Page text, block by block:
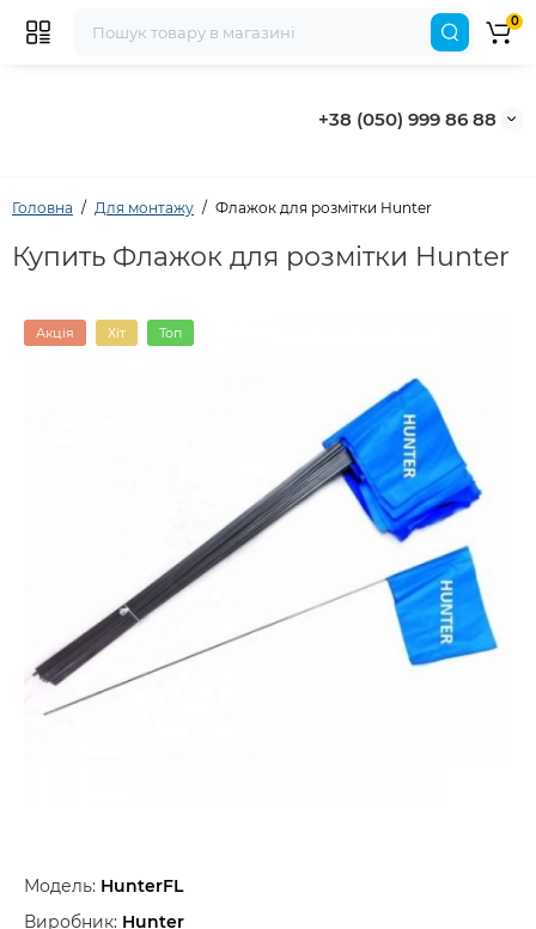
+38 (050) 999 86 88
0
Головна Для монтажу Флажок для розмітки Hunter
Купить Флажок для розмітки Hunter
Акція Хіт Топ
Модель: HunterFL
Виробник: Hunter